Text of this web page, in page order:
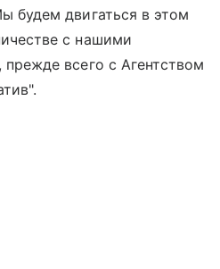
будем двигаться в этом
с нашими
прежде всего с Агентством